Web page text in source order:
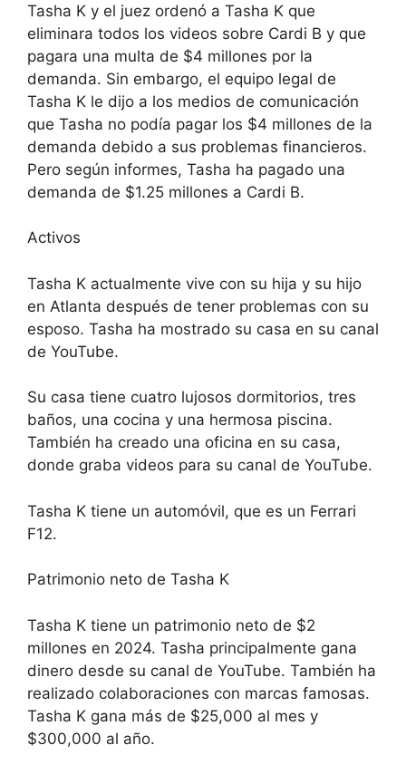
Tasha K y el juez ordenó a Tasha K que
eliminara todos los videos sobre Cardi B y que
pagara una multa de $4 millones por la
demanda. Sin embargo, el equipo legal de
Tasha K le dijo a los medios de comunicación
que Tasha no podía pagar los $4 millones de la
demanda debido a sus problemas financieros.
Pero según informes, Tasha ha pagado una
demanda de $1.25 millones a Cardi B.
Activos
Tasha K actualmente vive con su hija y su hijo
en Atlanta después de tener problemas con su
esposo. Tasha ha mostrado su casa en su canal
de YouTube.
Su casa tiene cuatro lujosos dormitorios, tres
baños, una cocina y una hermosa piscina.
También ha creado una oficina en su casa,
donde graba videos para su canal de YouTube.
Tasha K tiene un automóvil, que es un Ferrari
F12.
Patrimonio neto de Tasha K
Tasha K tiene un patrimonio neto de $2
millones en 2024. Tasha principalmente gana
dinero desde su canal de YouTube. También ha
realizado colaboraciones con marcas famosas.
Tasha K gana más de $25,000 al mes y
$300,000 al año.